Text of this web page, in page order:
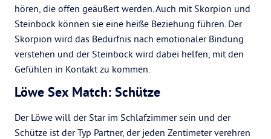
hören, die offen geäußert werden. Auch mit Skorpion und
Steinbock können sie eine heiße Beziehung führen. Der
Skorpion wird das Bedürfnis nach emotionaler Bindung
verstehen und der Steinbock wird dabei helfen, mit den
Gefühlen in Kontakt zu kommen.
Löwe Sex Match: Schütze
Der Löwe will der Star im Schlafzimmer sein und der
Schütze ist der Typ Partner, der jeden Zentimeter verehren